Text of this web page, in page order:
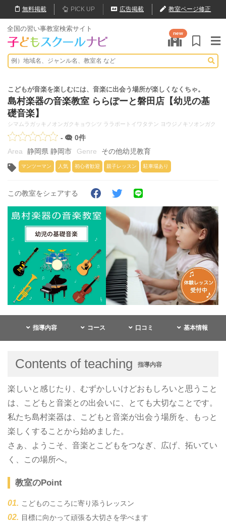
無料掲載 PICK UP 広告掲載 教室ページ修正
全国の習い事教室検索サイト
new
こどもが音楽を楽しむには、音楽に出会う場所が楽しくなくちゃ。
島村楽器の音楽教室 ららぽーと磐田店【幼児の基
礎音楽】
シマムラガッキノオンガクキョウシツ ララポートイワタテン ヨウジノキソオンガク
-
0件
静岡県 静岡市
その他幼児教育
マンツーマン 人気 初心者歓迎 親子レッスン 駐車場あり
この教室をシェアする
指導内容 コース 口コミ 基本情報
Contents of teaching 指導内容
楽しいと感じたり、むずかしいけどおもしろいと思うこと
は、こどもと音楽との出会いに、とても大切なことです。
私たち島村楽器は、こどもと音楽が出会う場所を、もっと
楽しくすることから始めました。
さぁ、ようこそ、音楽とこどもをつなぎ、広げ、拓いてい
く、この場所へ。
教室のPoint
こどものこころに寄り添うレッスン
目標に向かって頑張る大切さを学べます